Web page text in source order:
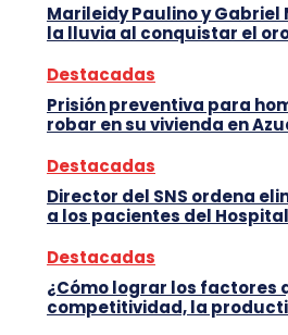
Marileidy Paulino y
la lluvia al conquistar el
Destacadas
Prisión preventiva para
robar en su vivienda en
Destacadas
Director del SNS ordena
a los pacientes del
Destacadas
¿Cómo lograr los factores
competitividad, la